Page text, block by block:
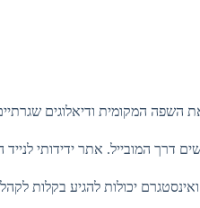
המקומית ודיאלוגים
יכולות להגיע בקלות